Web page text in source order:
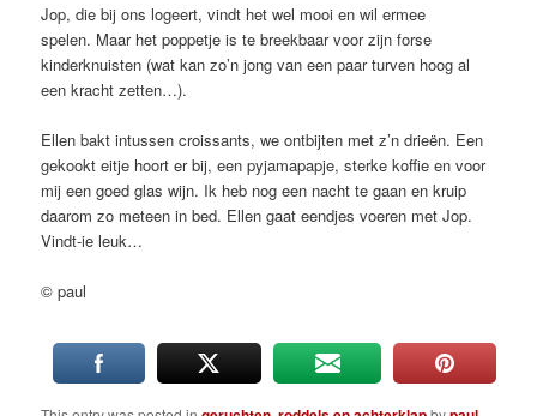
Jop, die bij ons logeert, vindt het wel mooi en wil ermee
spelen. Maar het poppetje is te breekbaar voor zijn forse
kinderknuisten (wat kan zo’n jong van een paar turven hoog al
een kracht zetten…).
Ellen bakt intussen croissants, we ontbijten met z’n drieën. Een
gekookt eitje hoort er bij, een pyjamapapje, sterke koffie en voor
mij een goed glas wijn. Ik heb nog een nacht te gaan en kruip
daarom zo meteen in bed. Ellen gaat eendjes voeren met Jop.
Vindt-ie leuk…
© paul